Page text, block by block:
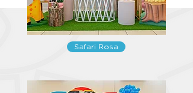
Safari Rosa